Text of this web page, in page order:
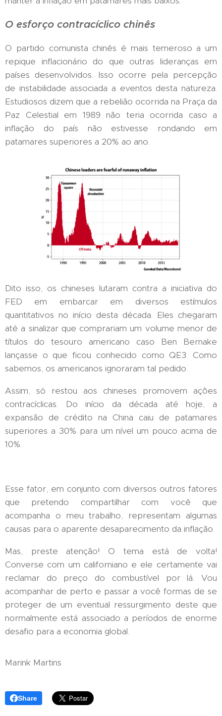
O esforço contracíclico chinês
O partido comunista chinês é mais temeroso a um
repique inflacionário do que outras lideranças em
países desenvolvidos. Isso ocorre pela percepção
de instabilidade associada a eventos desta natureza.
Estudiosos dizem que a rebelião ocorrida na Praça da
Paz Celestial em 1989 não teria ocorrida caso a
inflação do país não estivesse rondando em
patamares superiores a 20% ao ano.
Dito isso, os chineses lutaram contra a iniciativa do
FED em embarcar em diversos estímulos
quantitativos no início desta década. Eles chegaram
até a sinalizar que comprariam um volume menor de
títulos do tesouro americano caso Ben Bernake
lançasse o que ficou conhecido como QE3. Como
sabemos, os americanos ignoraram tal pedido.
Assim, só restou aos chineses promovem ações
contracíclicas. Do início da década até hoje, a
expansão de crédito na China caiu de patamares
superiores a 30% para um nível um pouco acima de
10%.
Esse fator, em conjunto com diversos outros fatores
que pretendo compartilhar com você que
acompanha o meu trabalho, representam algumas
causas para o aparente desaparecimento da inflação.
Mas, preste atenção! O tema está de volta!
Converse com um californiano e ele certamente vai
reclamar do preço do combustível por lá. Vou
acompanhar de perto e passar a você formas de se
proteger de um eventual ressurgimento deste que
normalmente está associado a períodos de enorme
desafio para a economia global.
Marink Martins
Share